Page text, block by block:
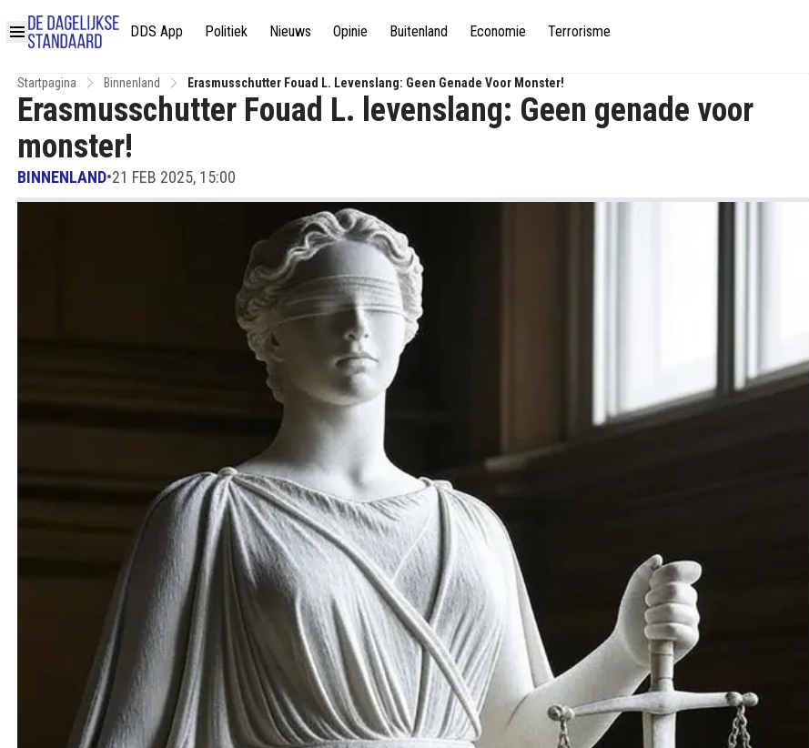
DDS App Politiek Nieuws Opinie Buitenland Economie Terrorisme
Startpagina Binnenland Erasmusschutter Fouad L. Levenslang: Geen Genade Voor Monster!
Erasmusschutter Fouad L. levenslang: Geen genade voor
monster!
BINNENLAND•21 FEB 2025, 15:00